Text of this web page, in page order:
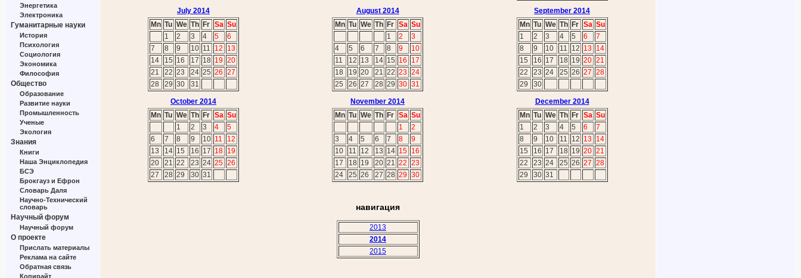
Энергетика
Электроника
Гуманитарные науки
История
Психология
Социология
Экономика
Философия
Общество
Образование
Развитие науки
Промышленность
Ученые
Экология
Знания
Книги
Наша Энциклопедия
БСЭ
Брокгауз и Ефрон
Словарь Даля
Научно-Технический
словарь
Научный форум
Научный форум
О проекте
Прислать материалы
Реклама на сайте
Обратная связь
Копирайт
July 2014
Mn Tu We Th Fr Sa Su
1
2 3 4 5
6
7
8 9 10 11 12
13
14
15 16 17 18 19 20
21
22 23 24 25 26 27
28
29 30 31
August 2014
Mn Tu We Th Fr Sa Su
1
2
3
4
5 6 7 8 9
10
11
12 13 14 15 16
17
18
19 20 21 22 23 24
25
26 27 28 29 30 31
September 2014
Mn Tu We Th Fr Sa Su
1
2 3 4 5 6
7
8
9 10 11 12 13
14
15
16 17 18 19 20 21
22
23 24 25 26 27 28
29
30
October 2014
Mn Tu We Th Fr Sa Su
1
2 3 4
5
6
7 8 9 10 11
12
13
14 15 16 17 18 19
20
21 22 23 24 25 26
27
28 29 30 31
November 2014
Mn Tu We Th Fr Sa Su
1
2
3
4 5 6 7 8
9
10
11 12 13 14 15 16
17
18 19 20 21 22 23
24
25 26 27 28 29 30
December 2014
Mn Tu We Th Fr Sa Su
1
2 3 4 5 6
7
8
9 10 11 12 13
14
15
16 17 18 19 20 21
22
23 24 25 26 27 28
29
30 31
навигация
2013
2014
2015